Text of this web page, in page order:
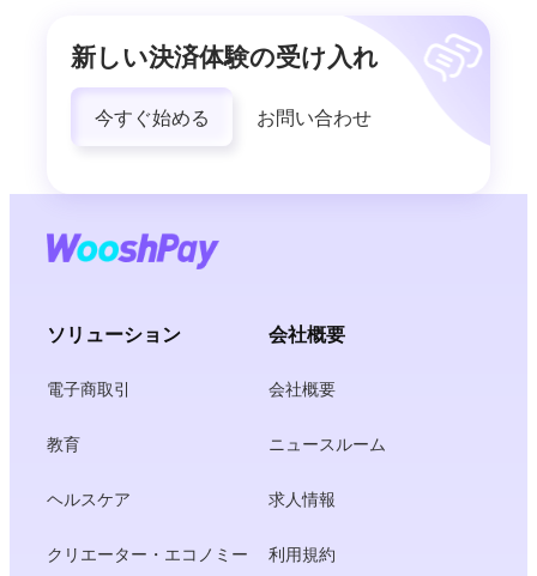
新しい決済体験の受け入れ
今すぐ始める お問い合わせ
ソリューション
電子商取引
教育
ヘルスケア
クリエーター・エコノミー
会社概要
会社概要
ニュースルーム
求人情報
利用規約